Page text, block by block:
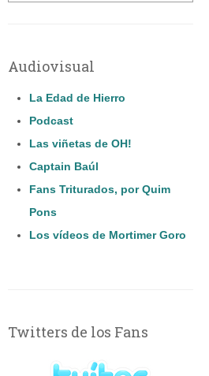
Audiovisual
La Edad de Hierro
Podcast
Las viñetas de OH!
Captain Baúl
Fans Triturados, por Quim
Pons
Los vídeos de Mortimer Goro
Twitters de los Fans